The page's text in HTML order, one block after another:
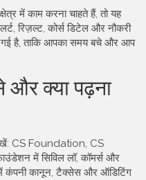
में काम करना चाहते हैं, तो यह
रिज़ल्ट, कोर्स डिटेल और नौकरी
गई है, ताकि आपका समय बचे और आप
और क्या पढ़ना
रखें: CS Foundation, CS
में सिविल लॉ, कॉमर्स और
में कंपनी कानून, टैक्सेस और ऑडिटिंग